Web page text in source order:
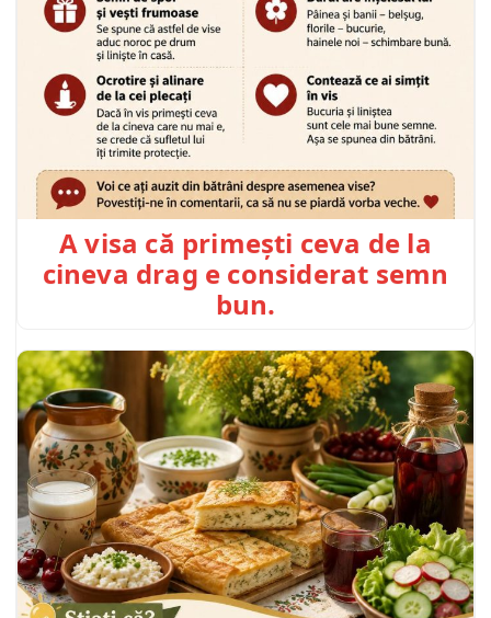
A visa că primești ceva de la
cineva drag e considerat semn
bun.